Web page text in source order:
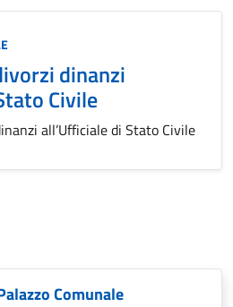
dinanzi
Civile
all’Ufficiale di Stato Civile
Comunale